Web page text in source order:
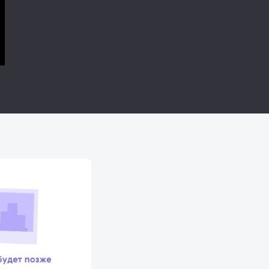
точности измерения масс корректирующих грузов и
работы датчиков и других узлов и механизмов станка.
подъемником (домкрат). Используется для упрощения